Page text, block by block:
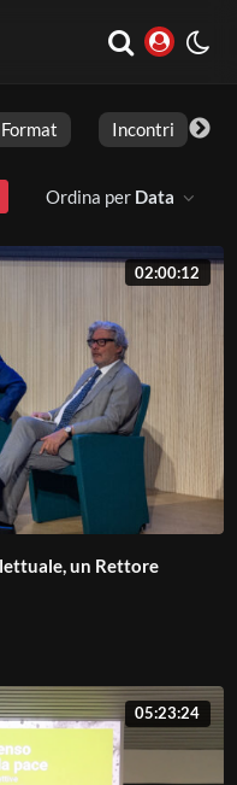
Format Incontri
Ordina per Data
02:00:12
un Rettore
05:23:24